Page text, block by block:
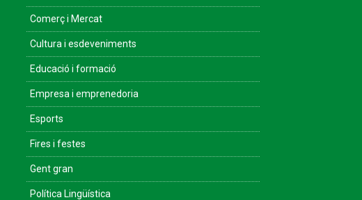
Comerç i Mercat
Cultura i esdeveniments
Educació i formació
Empresa i emprenedoria
Esports
Fires i festes
Gent gran
Política Lingüística